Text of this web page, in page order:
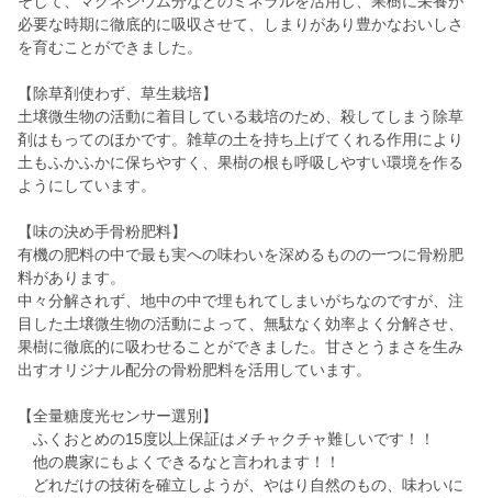
必要な時期に徹底的に吸収させて、しまりがあり豊かなおいしさ
を育むことができました。
【除草剤使わず、草生栽培】
土壌微生物の活動に着目している栽培のため、殺してしまう除草
剤はもってのほかです。雑草の土を持ち上げてくれる作用により
土もふかふかに保ちやすく、果樹の根も呼吸しやすい環境を作る
ようにしています。
【味の決め手骨粉肥料】
有機の肥料の中で最も実への味わいを深めるものの一つに骨粉肥
料があります。
中々分解されず、地中の中で埋もれてしまいがちなのですが、注
目した土壌微生物の活動によって、無駄なく効率よく分解させ、
果樹に徹底的に吸わせることができました。甘さとうまさを生み
出すオリジナル配分の骨粉肥料を活用しています。
【全量糖度光センサー選別】
ふくおとめの15度以上保証はメチャクチャ難しいです！！
他の農家にもよくできるなと言われます！！
どれだけの技術を確立しようが、やはり自然のもの、味わいに